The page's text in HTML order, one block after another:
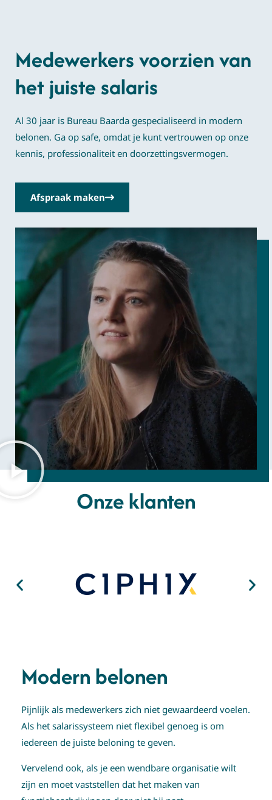
Medewerkers voorzien van
het juiste salaris
Al 30 jaar is Bureau Baarda gespecialiseerd in modern
belonen. Ga op safe, omdat je kunt vertrouwen op onze
kennis, professionaliteit en doorzettingsvermogen.
Afspraak maken
Onze klanten
Modern belonen
Pijnlijk als medewerkers zich niet gewaardeerd voelen.
Als het salarissysteem niet flexibel genoeg is om
iedereen de juiste beloning te geven.
Vervelend ook, als je een wendbare organisatie wilt
zijn en moet vaststellen dat het maken van